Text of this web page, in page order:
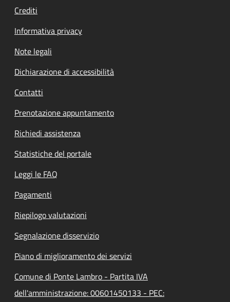
Crediti
Informativa privacy
Note legali
Dichiarazione di accessibilità
Contatti
Prenotazione appuntamento
Richiedi assistenza
Statistiche del portale
Leggi le FAQ
Pagamenti
Riepilogo valutazioni
Segnalazione disservizio
Piano di miglioramento dei servizi
Comune di Ponte Lambro - Partita IVA
dell'amministrazione: 00601450133 - PEC: